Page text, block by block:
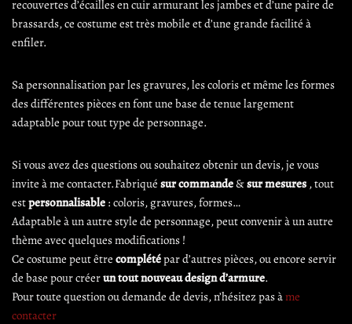
recouvertes d’écailles en cuir armurant les jambes et d’une paire de
brassards, ce costume est très mobile et d’une grande facilité à
enfiler.
Sa personnalisation par les gravures, les coloris et même les formes
des différentes pièces en font une base de tenue largement
adaptable pour tout type de personnage.
Si vous avez des questions ou souhaitez obtenir un devis, je vous
invite à me contacter.Fabriqué sur commande&sur mesures , tout
estpersonnalisable : coloris, gravures, formes…
Adaptable à un autre style de personnage, peut convenir à un autre
thème avec quelques modifications !
Ce costume peut être complétépar d’autres pièces, ou encore servir
de base pour créerun tout nouveau design d’armure.
Pour toute question ou demande de devis, n’hésitez pas àme
contacter